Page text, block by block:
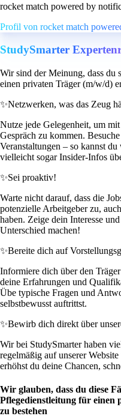
rocket match powered by
Profil von rocket match
StudySmarter
Wir sind der Meinung, dass du
einen privaten Träger (m/w/d)
✨Netzwerken, was das Zeug
Nutze jede Gelegenheit, um
Gespräch zu kommen.
Veranstaltungen – so kannst
vielleicht sogar Insider-Infos
✨Sei proaktiv!
Warte nicht darauf, dass die
potenzielle Arbeitgeber zu,
haben. Zeige dein Interesse
Unterschied machen!
✨Bereite dich auf
Informiere dich über den
deine Erfahrungen und
Übe typische Fragen und
selbstbewusst auftrittst.
✨Bewirb dich direkt über
Wir bei StudySmarter haben
regelmäßig auf unserer
erhöhst du deine Chancen,
Wir glauben, dass du diese
Pflegedienstleitung für
zu bestehen